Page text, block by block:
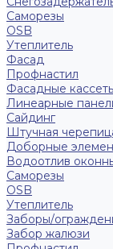
Саморезы
ОSB
Утеплитель
Фасад
Профнастил
Фасадные
Линеарные
Сайдинг
Штучная
Доборные
Водоотлив
Саморезы
OSB
Утеплитель
Заборы/
Забор жалюзи